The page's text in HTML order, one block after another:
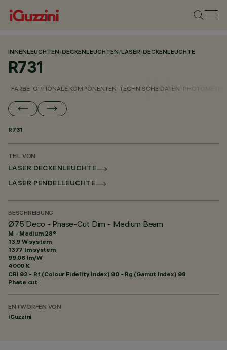
INNENLEUCHTEN/DECKENLEUCHTEN/LASER/DECKENLEUCHTE
R731
FARBE OPTIONALE KOMPONENTEN TECHNISCHE DATEN
R731
TEIL VON
LASER DECKENLEUCHTE
LASER PENDELLEUCHTE
BESCHREIBUNG
Ø75 Deco - Phase-Cut Dim - Medium Beam
M - Medium 28°
13.9 W system
1377 lm system
99.06 lm/W
4000 K
CRI 92 - Rf (Colour Fidelity Index) 90 - Rg (Gamut Index) 98
Phase cut
ENTWORFEN VON
iGuzzini